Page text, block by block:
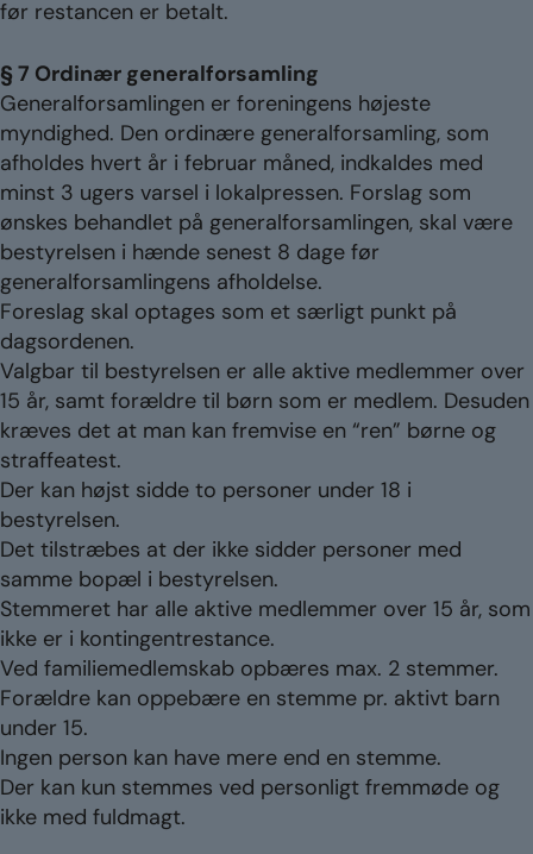
før restancen er betalt.
§ 7 Ordinær generalforsamling
Generalforsamlingen er foreningens højeste
myndighed. Den ordinære generalforsamling, som
afholdes hvert år i februar måned, indkaldes med
minst 3 ugers varsel i lokalpressen. Forslag som
ønskes behandlet på generalforsamlingen, skal være
bestyrelsen i hænde senest 8 dage før
generalforsamlingens afholdelse.
Foreslag skal optages som et særligt punkt på
dagsordenen.
Valgbar til bestyrelsen er alle aktive medlemmer over
15 år, samt forældre til børn som er medlem. Desuden
kræves det at man kan fremvise en “ren” børne og
straffeatest.
Der kan højst sidde to personer under 18 i
bestyrelsen.
Det tilstræbes at der ikke sidder personer med
samme bopæl i bestyrelsen.
Stemmeret har alle aktive medlemmer over 15 år, som
ikke er i kontingentrestance.
Ved familiemedlemskab opbæres max. 2 stemmer.
Forældre kan oppebære en stemme pr. aktivt barn
under 15.
Ingen person kan have mere end en stemme.
Der kan kun stemmes ved personligt fremmøde og
ikke med fuldmagt.